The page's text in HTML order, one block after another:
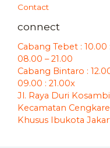
Contact
connect
Cabang Tebet :
08.00 – 21.00
Cabang Bintaro :
09.00 : 21.00x
Jl. Raya Duri
Kecamatan
Khusus Ibukota